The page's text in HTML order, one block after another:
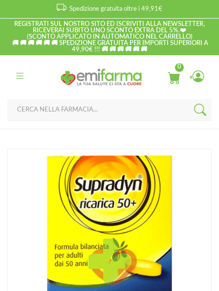
Spedizione gratuita oltre i 49,91€
REGISTRATI SUL NOSTRO SITO ED ISCRIVITI ALLA NEWSLETTER,
RICEVERAI SUBITO UNO SCONTO EXTRA DEL 5%.❤️
(SCONTO APPLICATO IN AUTOMATICO NEL CARRELLO)
🚚 🚚 🚚 🚚 🚚 🚚 SPEDIZIONE GRATUITA PER IMPORTI SUPERIORI A
49,90€ !!! 🚚 🚚 🚚 🚚 🚚 🚚
0
Integratore 30 Compresse